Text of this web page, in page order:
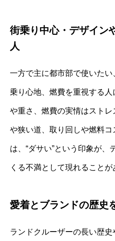
街乗り中心・デザイン
人
一方で主に都市部で使いた
乗り心地、燃費を重視する
や重さ、燃費の実情はスト
や狭い道、取り回しや燃料
は、“ダサい”という印象が、
くる不満として現れることが
愛着とブランドの歴史
ランドクルーザーの長い歴